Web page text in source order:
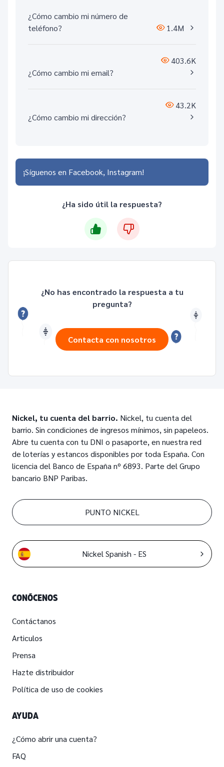
¿Cómo cambio mi número de
teléfono?
1.4M
¿Cómo cambio mi email?
403.6K
¿Cómo cambio mi dirección?
43.2K
¡Síguenos en Facebook Instagram
¿Ha sido útil la respuesta?
¿No has encontrado la respuesta a tu
pregunta?
Contacta con nosotros
Nickel, tu cuenta del barrio. Nickel, tu cuenta del
barrio. Sin condiciones de ingresos mínimos, sin papeleos.
Abre tu cuenta con tu DNI o pasaporte, en nuestra red
de loterías y estancos disponibles por toda España. Con
licencia del Banco de España nº 6893. Parte del Grupo
bancario BNP Paribas.
CONÓCENOS
Contáctanos
Articulos
Prensa
Hazte distribuidor
Política de uso de cookies
AYUDA
¿Cómo abrir una cuenta?
FAQ
PUNTO NICKEL
Nickel Spanish - ES